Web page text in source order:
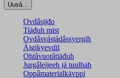
Uusâ...
Ovdâsijđo
Tiäđuh mist
Ovdâsvástádâssyergih
Äigikyevdil
Ohtâvuotâtiäđuh
Jurgâleijeeh já tuulhah
Oppâmaterialkävppi